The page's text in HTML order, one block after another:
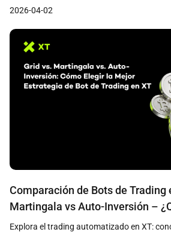
2026-04-02
Comparación de Bots de Trading
Martingala vs Auto-Inversión –
Mejor?
Explora el trading automatizado en XT: